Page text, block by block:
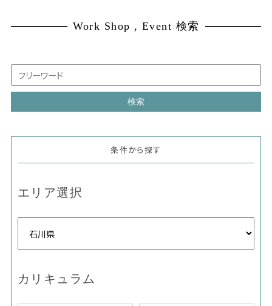
Work Shop , Event 検索
条件から探す
エリア選択
カリキュラム